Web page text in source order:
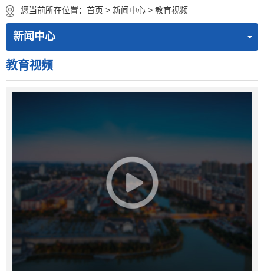
您当前所在位置： 首页 > 新闻中心 > 教育视频
新闻中心
教育视频